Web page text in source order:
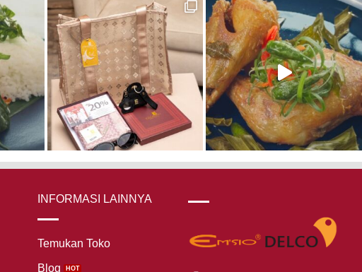
INFORMASI LAINNYA
Temukan Toko
Blog